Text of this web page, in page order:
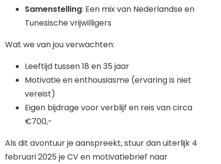
Samenstelling: Een mix van Nederlandse en
Tunesische vrijwilligers
Wat we van jou verwachten:
Leeftijd tussen 18 en 35 jaar
Motivatie en enthousiasme (ervaring is niet
vereist)
Eigen bijdrage voor verblijf en reis van circa
€700,-
Als dit avontuur je aanspreekt, stuur dan uiterlijk 4
februari 2025 je CV en motivatiebrief naar